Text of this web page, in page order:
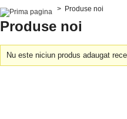
> Produse noi
Produse noi
Nu este niciun produs adaugat